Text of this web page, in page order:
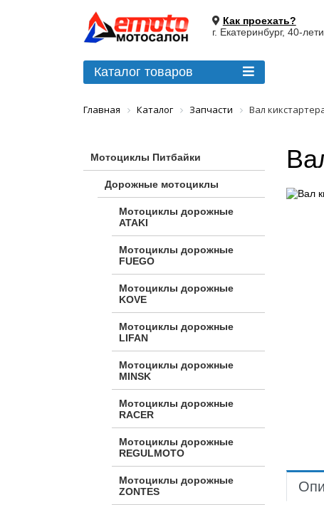
Как проехать?
г. Екатеринбург, 40-
Каталог товаров
Главная Каталог Запчасти Вал
Мотоциклы Питбайки
Дорожные мотоциклы
Мотоциклы дорожные
ATAKI
Мотоциклы дорожные
FUEGO
Мотоциклы дорожные
KOVE
Мотоциклы дорожные
LIFAN
Мотоциклы дорожные
MINSK
Мотоциклы дорожные
RACER
Мотоциклы дорожные
REGULMOTO
Мотоциклы дорожные
ZONTES